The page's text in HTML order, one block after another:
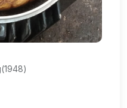
24